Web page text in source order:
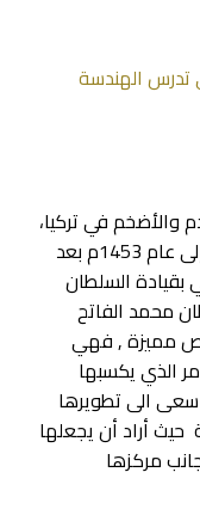
تدرس الهندسة
والأضخم في تركيا،
إلى عام 1453م بعد
بقيادة السلطان
محمد الفاتح
مميزة , فهي
الذي يكسبها
سعى الى تطويرها
حيث أراد أن يجعلها
مركزها